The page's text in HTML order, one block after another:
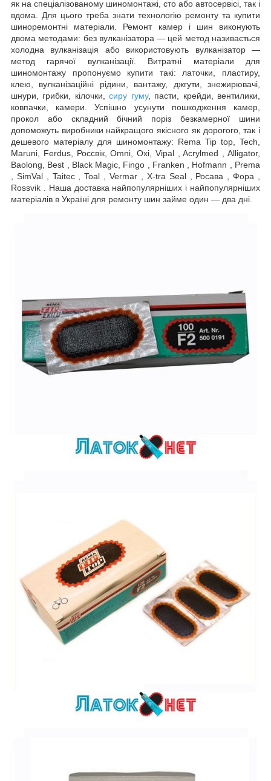
як на спеціалізованому шиномонтажі, сто або автосервісі, так і
вдома. Для цього треба знати технологію ремонту та купити
шиноремонтні матеріали. Ремонт камер і шин виконують
двома методами: без вулканізатора — цей метод називається
холодна вулканізація або використовують вулканізатор —
метод гарячої вулканізації. Витратні матеріали для
шиномонтажу пропонуємо купити такі: латочки, пластиру,
клею, вулканізаційні рідини, вантажу, джгути, знежирювачі,
шнури, грибки, кілочки,сиру гуму, пасти, крейди, вентилики,
ковпачки, камери. Успішно усунути пошкодження камер,
прокол або складний бічний поріз безкамерної шини
допоможуть виробники найкращого якісного як дорогого, так і
дешевого матеріалу для шиномонтажу: Rema Tip top, Tech,
Maruni, Ferdus, Россвік, Omni, Oxi, Vipal , Acrylmed , Alligator,
Baolong, Best , Black Magic, Fingo , Franken , Hofmann , Prema
, SimVal , Taitec , Toal , Vermar , X-tra Seal , Росава , Фора ,
Rossvik . Наша доставка найпопулярніших і найпопулярніших
матеріалів в Україні для ремонту шин займе один — два дні.